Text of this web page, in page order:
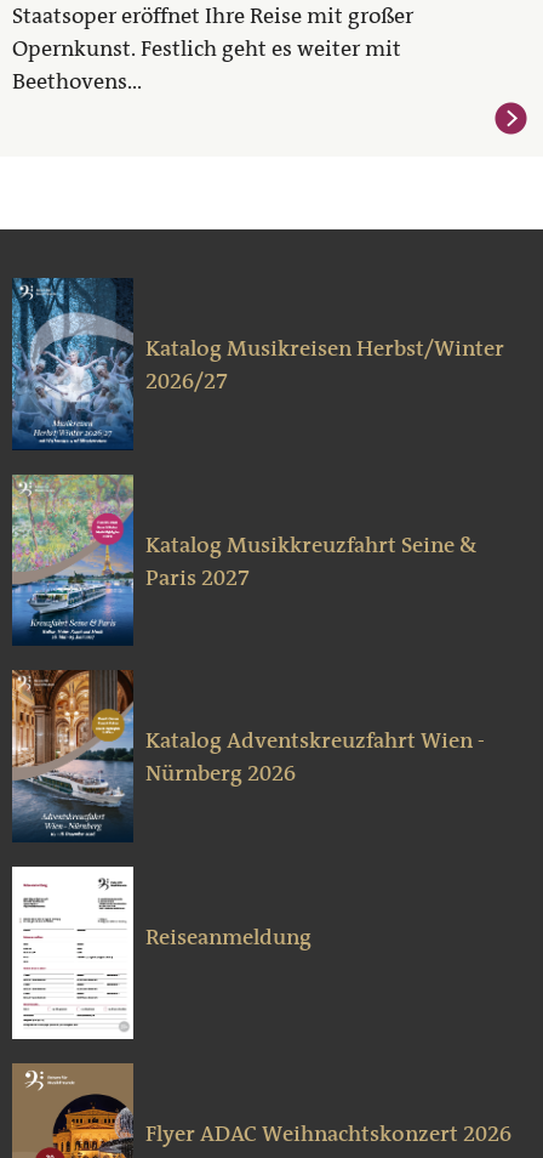
Staatsoper eröffnet Ihre Reise mit großer
Opernkunst. Festlich geht es weiter mit
Beethovens...
Katalog Musikreisen Herbst/Winter
2026/27
Katalog Musikkreuzfahrt Seine &
Paris 2027
Katalog Adventskreuzfahrt Wien -
Nürnberg 2026
Reiseanmeldung
Flyer ADAC Weihnachtskonzert 2026